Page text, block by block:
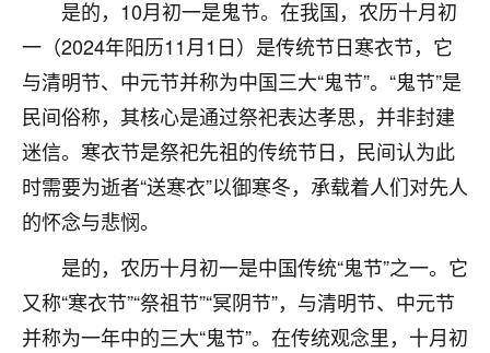
是的，10月初一是鬼节。在我国，农历十月初
一（2024年阳历11月1日）是传统节日寒衣节，它
与清明节、中元节并称为中国三大“鬼节”。“鬼节”是
民间俗称，其核心是通过祭祀表达孝思，并非封建
迷信。寒衣节是祭祀先祖的传统节日，民间认为此
时需要为逝者“送寒衣”以御寒冬，承载着人们对先人
的怀念与悲悯。
是的，农历十月初一是中国传统“鬼节”之一。它
又称“寒衣节”“祭祖节”“冥阴节”，与清明节、中元节
并称为一年中的三大“鬼节”。在传统观念里，十月初
付深
我是公司人事调整，有升迁机会，但同时竞争的我们
三个，找老师的时候是抱着侥幸心理，没想到老师看
着我晋升有望，我半信半疑的按照老师建议，做了化
太岁还有一个发钱粮，本来年前的人事调整，拖到年
后，我以为都没戏了，结果开年一上班，开会提拔升
职第一个就是我，职务无所谓，主要是底薪加了
3000，非常开心，无论如何，感恩感谢！🙏🏻
鹿森 ：恭喜升职加薪！！，请客吗？�
12小时前 来自北京